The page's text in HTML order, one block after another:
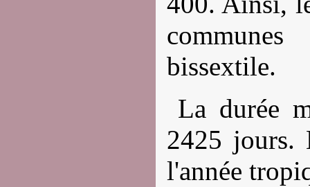
bissextile.
La durée
2425 jours.
l'année